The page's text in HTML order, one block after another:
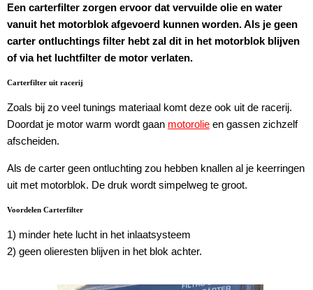
Een carterfilter zorgen ervoor dat vervuilde olie en water
vanuit het motorblok afgevoerd kunnen worden. Als je geen
carter ontluchtings filter hebt zal dit in het motorblok blijven
of via het luchtfilter de motor verlaten.
Carterfilter uit racerij
Zoals bij zo veel tunings materiaal komt deze ook uit de racerij.
Doordat je motor warm wordt gaan motorolie en gassen zichzelf
afscheiden.
Als de carter geen ontluchting zou hebben knallen al je keerringen
uit met motorblok. De druk wordt simpelweg te groot.
Voordelen Carterfilter
1) minder hete lucht in het inlaatsysteem
2) geen olieresten blijven in het blok achter.